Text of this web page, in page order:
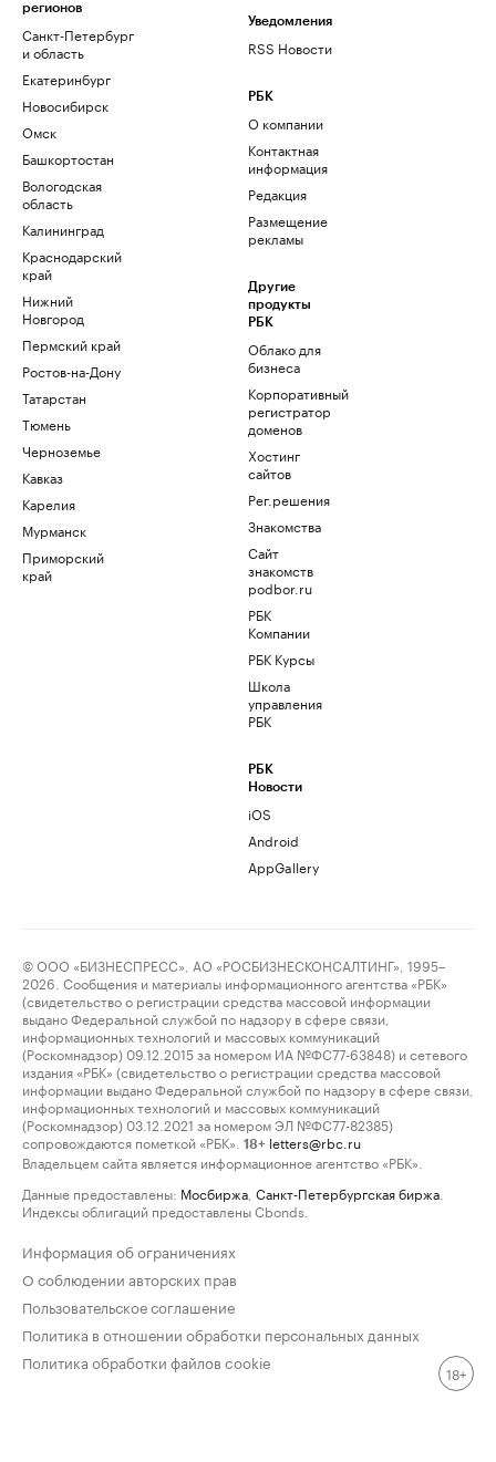
регионов
Санкт-Петербург
и область
Екатеринбург
Новосибирск
Омск
Башкортостан
Вологодская
область
Калининград
Краснодарский
край
Нижний
Новгород
Пермский край
Ростов-на-Дону
Татарстан
Тюмень
Черноземье
Кавказ
Карелия
Мурманск
Приморский
край
Уведомления
RSS Новости
РБК
О компании
Контактная
информация
Редакция
Размещение
рекламы
Другие
продукты
РБК
Облако для
бизнеса
Корпоративный
регистратор
доменов
Хостинг
сайтов
Рег.решения
Знакомства
Сайт
знакомств
podbor.ru
РБК
Компании
РБК Курсы
Школа
управления
РБК
РБК
Новости
iOS
Android
AppGallery
© ООО «БИЗНЕСПРЕСС», АО «РОСБИЗНЕСКОНСАЛТИНГ», 1995–
2026. Сообщения и материалы информационного агентства «РБК»
(свидетельство о регистрации средства массовой информации
выдано Федеральной службой по надзору в сфере связи,
информационных технологий и массовых коммуникаций
(Роскомнадзор) 09.12.2015 за номером ИА №ФС77-63848) и сетевого
издания «РБК» (свидетельство о регистрации средства массовой
информации выдано Федеральной службой по надзору в сфере связи,
информационных технологий и массовых коммуникаций
(Роскомнадзор) 03.12.2021 за номером ЭЛ №ФС77-82385)
сопровождаются пометкой «РБК».
18+ letters@rbc.ru
Владельцем сайта является информационное агентство «РБК».
Данные предоставлены: Мосбиржа Санкт-Петербургская биржа
Индексы облигаций предоставлены Cbonds.
Информация об ограничениях
О соблюдении авторских прав
Пользовательское соглашение
Политика в отношении обработки персональных данных
Политика обработки файлов cookie
18+